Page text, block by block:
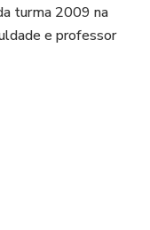
turma 2009 na
e professor